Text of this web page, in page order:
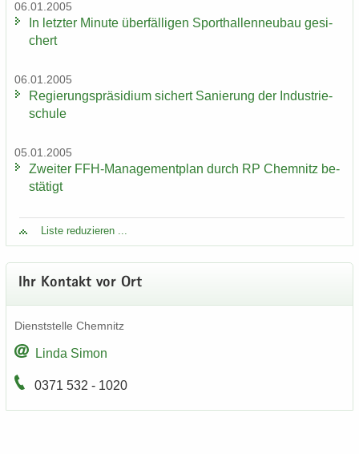
06.01.2005
In letz­ter Mi­nu­te über­fäl­li­gen Sport­hal­len­neu­bau ge­si­
chert
06.01.2005
Re­gie­rungs­prä­si­di­um si­chert Sa­nie­rung der In­dus­trie­
schu­le
05.01.2005
Zwei­ter FFH-​Managementplan durch RP Chem­nitz be­
stä­tigt
Liste re­du­zie­ren ...
Ihr Kon­takt vor Ort
Dienst­stel­le Chem­nitz
Linda Simon
0371 532 - 1020